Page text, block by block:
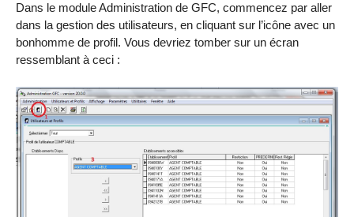
Dans le module Administration de GFC, commencez par aller
dans la gestion des utilisateurs, en cliquant sur l’icône avec un
bonhomme de profil. Vous devriez tomber sur un écran
ressemblant à ceci :